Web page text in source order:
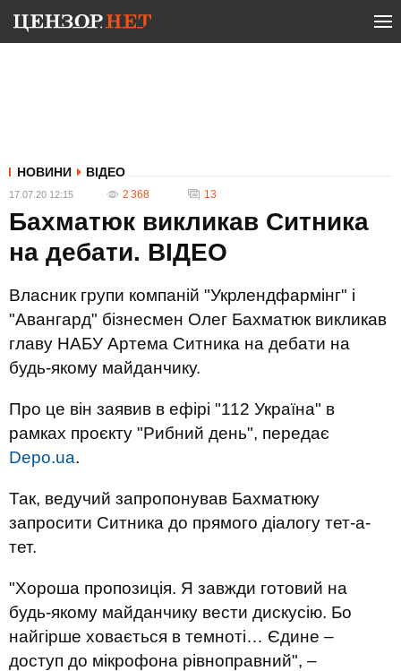
НОВИНИ ВІДЕО
17.07.20 12:15 2 368 13
Бахматюк викликав Ситника
на дебати. ВIДЕО
Власник групи компаній "Укрлендфармінг" і
"Авангард" бізнесмен Олег Бахматюк викликав
главу НАБУ Артема Ситника на дебати на
будь-якому майданчику.
Про це він заявив в ефірі "112 Україна" в
рамках проєкту "Рибний день", передає
Depo.ua.
Так, ведучий запропонував Бахматюку
запросити Ситника до прямого діалогу тет-а-
тет.
"Хороша пропозиція. Я завжди готовий на
будь-якому майданчику вести дискусію. Бо
найгірше ховається в темноті… Єдине –
доступ до мікрофона рівноправний", –